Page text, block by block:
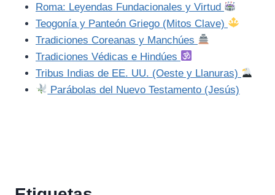
Roma: Leyendas Fundacionales y Virtud
Teogonía y Panteón Griego (Mitos Clave)
Tradiciones Coreanas y Manchúes
Tradiciones Védicas e Hindúes
Tribus Indias de EE. UU. (Oeste y Llanuras)
Parábolas del Nuevo Testamento (Jesús)